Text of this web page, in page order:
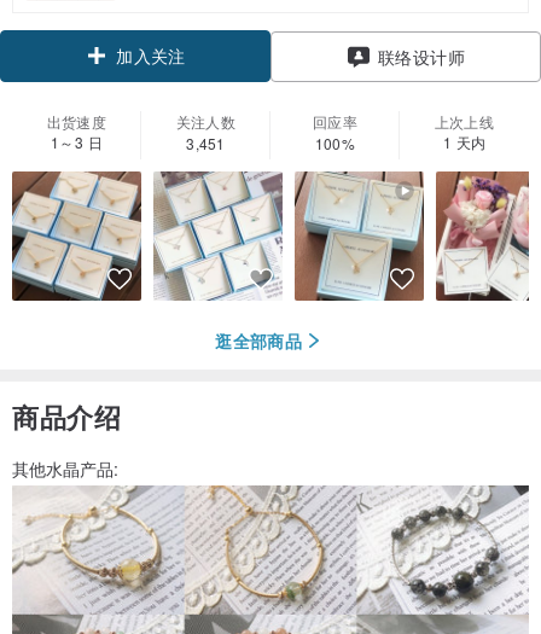
加入关注 联络设计师
出货速度
1～3 日
关注人数
3,451
回应率
100%
上次上线
1 天内
逛全部商品
商品介绍
其他水晶产品: